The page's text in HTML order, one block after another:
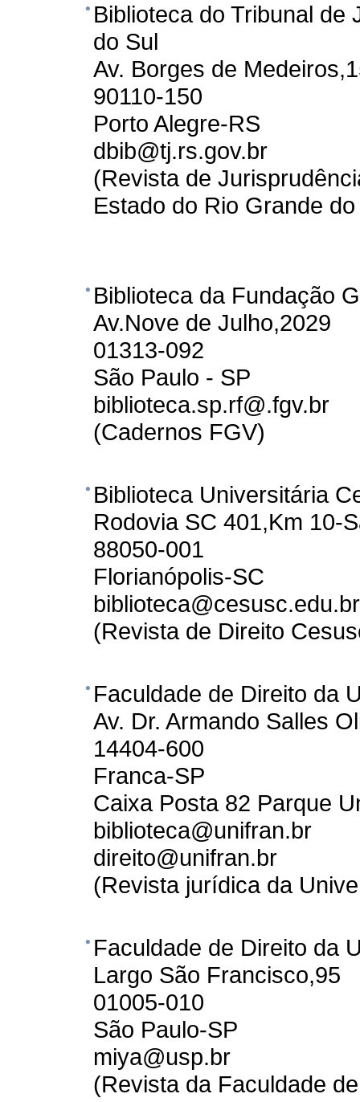
Biblioteca do Tribunal de
do Sul
Av. Borges de
90110-150
Porto Alegre-RS
dbib@tj.rs.gov.br
(Revista de
Estado do Rio Grande
Biblioteca da Fundação
Av.Nove de Julho,2029
01313-092
São Paulo - SP
biblioteca.sp.rf@.fgv.br
(Cadernos FGV)
Biblioteca Universitária
Rodovia SC 401,Km 10-
88050-001
Florianópolis-SC
biblioteca@cesusc.edu.br
(Revista de Direito
Faculdade de Direito da
Av. Dr. Armando Salles
14404-600
Franca-SP
Caixa Posta 82 Parque
biblioteca@unifran.br
direito@unifran.br
(Revista jurídica da
Faculdade de Direito da
Largo São Francisco,95
01005-010
São Paulo-SP
miya@usp.br
(Revista da Faculdade